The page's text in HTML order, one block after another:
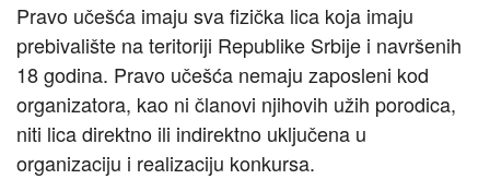
Pravo učešća imaju sva fizička lica koja imaju
prebivalište na teritoriji Republike Srbije i navršenih
18 godina. Pravo učešća nemaju zaposleni kod
organizatora, kao ni članovi njihovih užih porodica,
niti lica direktno ili indirektno uključena u
organizaciju i realizaciju konkursa.